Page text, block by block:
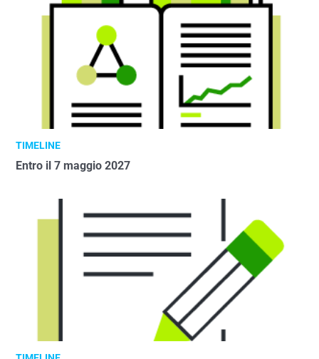
TIMELINE
Entro il 7 maggio 2027